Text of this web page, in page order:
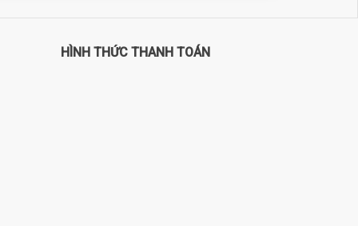
HÌNH THỨC THANH TOÁN